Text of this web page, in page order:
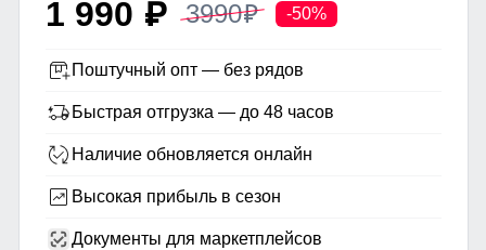
1 990 p 3990p -50%
Поштучный опт — без рядов
Быстрая отгрузка — до 48 часов
Наличие обновляется онлайн
Высокая прибыль в сезон
Документы для маркетплейсов